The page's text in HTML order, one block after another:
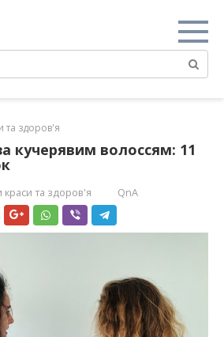
та здоров'я
кучерявим волоссям: 11
краси та здоров'я QnA